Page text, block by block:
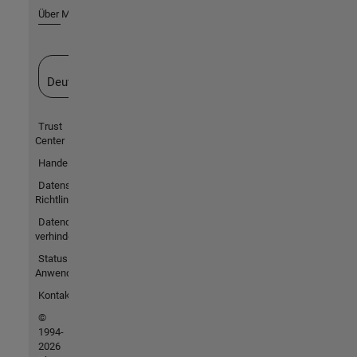
Über MathWorks
Deutschland
Trust
Center
Handelsmarken
Datenschutz-
Richtlinien
Datendiebstahl
verhindern
Status von
Anwendungen
Kontakt
©
1994-
2026